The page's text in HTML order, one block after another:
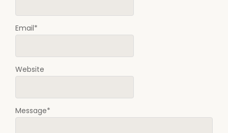
Message*
Email*
Website